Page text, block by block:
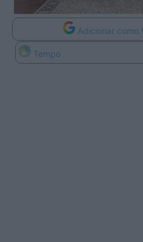
Adicionar como
Tempo